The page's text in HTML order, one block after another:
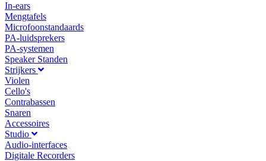
In-ears
Mengtafels
Microfoonstandaards
PA-luidsprekers
PA-systemen
Speaker Standen
Strijkers
Violen
Cello's
Contrabassen
Snaren
Accessoires
Studio
Audio-interfaces
Digitale Recorders